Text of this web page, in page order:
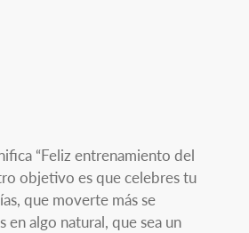
“Feliz entrenamiento del
objetivo es que celebres tu
que moverte más se
en algo natural, que sea un